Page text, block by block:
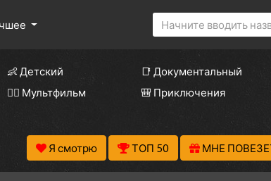
👶 Детский 📑 Документальный
🧚‍♀️ Мультфильм 🎒 Приключения
Я смотрю ТОП 50 МНЕ